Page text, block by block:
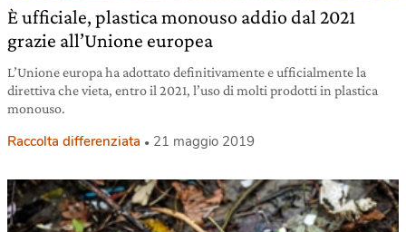
È ufficiale, plastica monouso addio dal 2021
grazie all’Unione europea
L’Unione europa ha adottato definitivamente e ufficialmente la
direttiva che vieta, entro il 2021, l’uso di molti prodotti in plastica
monouso.
Raccolta differenziata 21 maggio 2019